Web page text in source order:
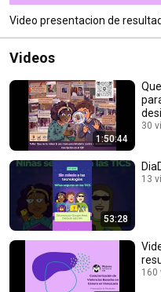
Video presentacion de
Videos
1:50:44
Que
30
53:28
13
160